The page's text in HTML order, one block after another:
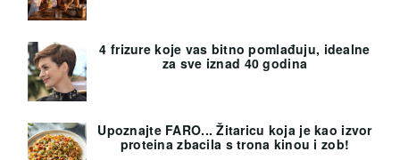
4 frizure koje vas bitno pomlađuju, idealne
za sve iznad 40 godina
Upoznajte FARO... Žitaricu koja je kao izvor
proteina zbacila s trona kinou i zob!